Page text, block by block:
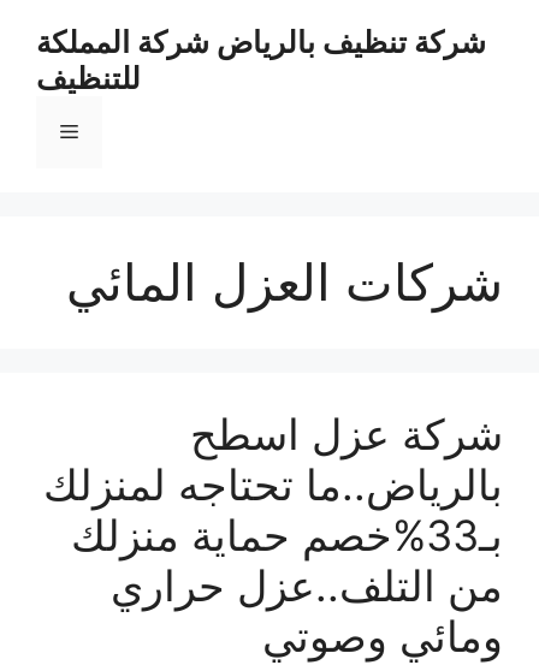
شركة تنظيف بالرياض شركة المملكة
للتنظيف
القائمة
شركات العزل المائي
شركة عزل اسطح
بالرياض..ما تحتاجه لمنزلك
بـ33%خصم حماية منزلك
من التلف..عزل حراري
ومائي وصوتي